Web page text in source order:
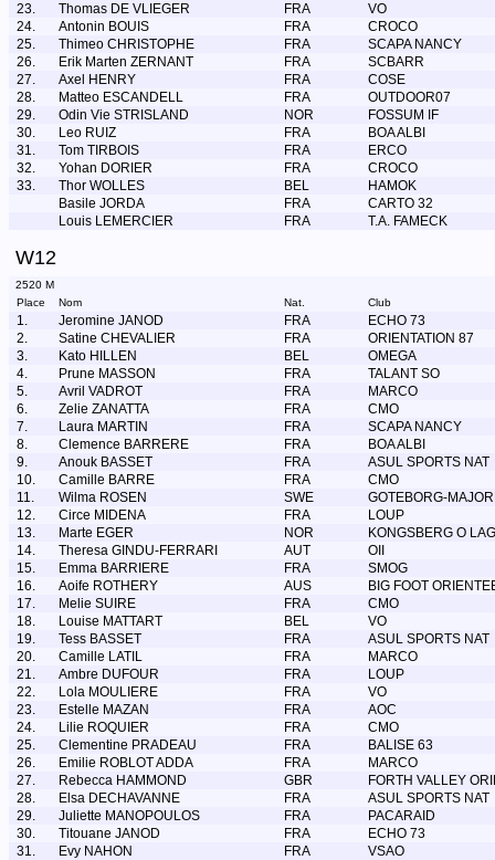
23.
Thomas DE VLIEGER FRA
VO
24.
Antonin BOUIS FRA
CROCO
25.
Thimeo CHRISTOPHE FRA
SCAPA NANCY
26.
Erik Marten ZERNANT FRA
SCBARR
27.
Axel HENRY FRA
COSE
28.
Matteo ESCANDELL FRA
OUTDOOR07
29.
Odin Vie STRISLAND NOR
FOSSUM IF
30.
Leo RUIZ FRA
BOA ALBI
31.
Tom TIRBOIS FRA
ERCO
32.
Yohan DORIER FRA
CROCO
33.
Thor WOLLES BEL
HAMOK
Basile JORDA
FRA
CARTO 32
Louis LEMERCIER
FRA T.A. FAMECK
W12
2520 M
Place
Nom Nat. Club
1. Jeromine JANOD FRA
ECHO 73
2.
Satine CHEVALIER FRA
ORIENTATION 87
3.
Kato HILLEN BEL
OMEGA
4.
Prune MASSON FRA
TALANT SO
5.
Avril VADROT FRA
MARCO
6.
Zelie ZANATTA FRA
CMO
7.
Laura MARTIN FRA
SCAPA NANCY
8.
Clemence BARRERE FRA
BOA ALBI
9.
Anouk BASSET FRA
ASUL SPORTS NAT
10.
Camille BARRE FRA
CMO
11.
Wilma ROSEN SWE
GOTEBORG-
12.
Circe MIDENA FRA
LOUP
13.
Marte EGER NOR
KONGSBERG O LAG
14.
Theresa GINDU-FERRARI AUT
OII
15.
Emma BARRIERE FRA
SMOG
16.
Aoife ROTHERY AUS
BIG FOOT
17.
Melie SUIRE FRA
CMO
18.
Louise MATTART BEL
VO
19.
Tess BASSET FRA
ASUL SPORTS NAT
20.
Camille LATIL FRA
MARCO
21.
Ambre DUFOUR FRA
LOUP
22.
Lola MOULIERE FRA
VO
23.
Estelle MAZAN FRA
AOC
24.
Lilie ROQUIER FRA
CMO
25.
Clementine PRADEAU FRA
BALISE 63
26.
Emilie ROBLOT ADDA FRA
MARCO
27.
Rebecca HAMMOND GBR
FORTH VALLEY
28.
Elsa DECHAVANNE FRA
ASUL SPORTS NAT
29.
Juliette MANOPOULOS FRA
PACARAID
30.
Titouane JANOD FRA
ECHO 73
31.
Evy NAHON FRA
VSAO